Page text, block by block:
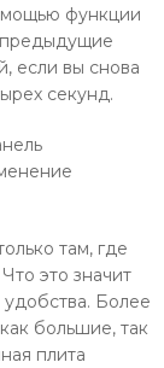
функции
предыдущие
если вы снова
секунд.
там, где
это значит
Более
большие, так
плита